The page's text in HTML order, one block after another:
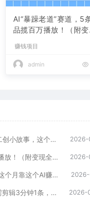
AI“暴躁老道”赛道，5
品揽百万播放！（附
赚钱项目
admin
【夯爆了】在头条做《家长里短》二创小故事，这个月收益2w+ 2026-
AI“暴躁老道”赛道，5条作品揽百万播放！（附变现全攻略） 2026-
2026年AI一键生成，动漫转真人，这个月靠这个AI赚了2W+
最新AI一键生成影视解说视频，无需剪辑3分钟1条，条条爆款，多平台变现日入2000+ 2026-